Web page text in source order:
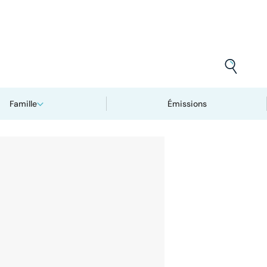
Famille Émissions